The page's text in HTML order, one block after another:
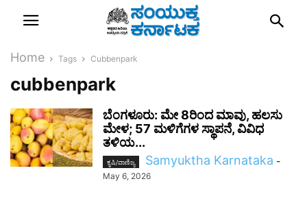
Home Tags Cubbenpark
cubbenpark
ಬೆಂಗಳೂರು: ಮೇ 8ರಿಂದ ಮಾವು, ಹಲಸು
ಮೇಳ; 57 ಮಳಿಗೆಗಳ ಸ್ಥಾಪನೆ, ವಿವಿಧ
ತಳಿಯ...
ಕೃಷಿ/ವಾಣಿಜ್ಯ Samyuktha Karnataka -
May 6, 2026